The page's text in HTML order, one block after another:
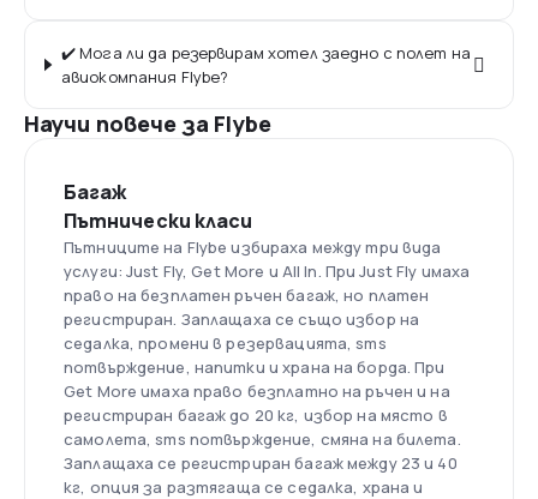
✔️ Мога ли да резервирам хотел заедно с полет на
авиокомпания Flybe?
Научи повече за Flybe
Багаж
Пътнически класи
Пътниците на Flybe избираха между три вида
услуги: Just Fly, Get More и All In. При Just Fly имаха
право на безплатен ръчен багаж, но платен
регистриран. Заплащаха се също избор на
седалка, промени в резервацията, sms
потвърждение, напитки и храна на борда. При
Get More имаха право безплатно на ръчен и на
регистриран багаж до 20 кг, избор на място в
самолета, sms потвърждение, смяна на билета.
Заплащаха се регистриран багаж между 23 и 40
кг, опция за разтягаща се седалка, храна и